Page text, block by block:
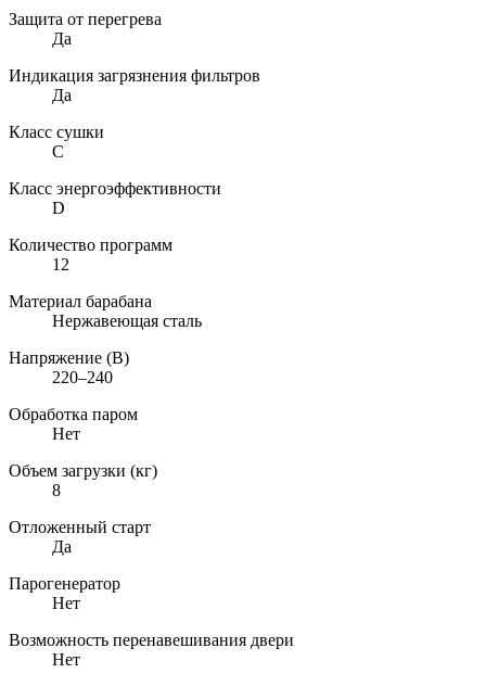
Защита от перегрева
Да
Индикация загрязнения фильтров
Да
Класс сушки
C
Класс энергоэффективности
D
Количество программ
12
Материал барабана
Нержавеющая сталь
Напряжение (В)
220–240
Обработка паром
Нет
Объем загрузки (кг)
8
Отложенный старт
Да
Парогенератор
Нет
Возможность перенавешивания двери
Нет